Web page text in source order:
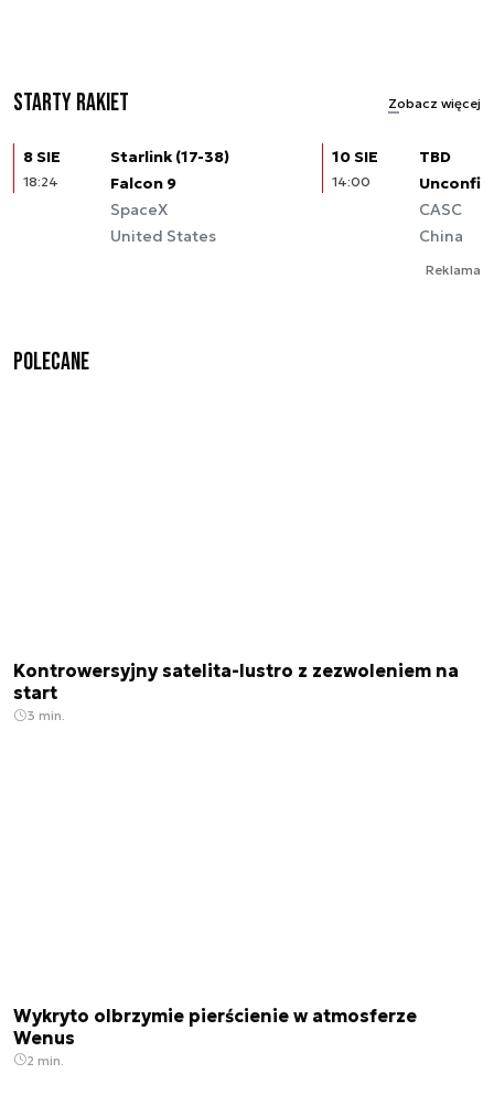
Starty rakiet Zobacz więcej
8 SIE
18:24
Starlink (17-38)
Falcon 9
SpaceX
United States
10 SIE
14:00
TBD
CASC
China
Reklama
Polecane
Kontrowersyjny satelita-lustro z zezwoleniem na
start
3 min.
Wykryto olbrzymie pierścienie w atmosferze
Wenus
2 min.